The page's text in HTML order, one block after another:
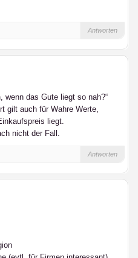
Antworten
wenn das Gute liegt so nah?“
gilt auch für Wahre Werte,
liegt.
nicht der Fall.
Antworten